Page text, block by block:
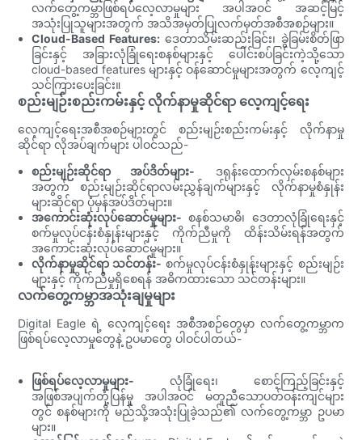
လက်တွေ့ကမ္ဘာဖြစ်ရပ်လေ့လာမှုများ အပါအဝင် အဆင့်မြင့်
အသုံးပြုသူများအတွက် အသိအမှတ်ပြုလက်မှတ်အစီအစဉ်များ။
Cloud-Based Features: ဒေတာသိမ်းဆည်းခြင်း၊ ခွဲခြမ်းစိတ်ဖြာ
ခြင်းနှင့် အခြားလုံခြုံရေးစနစ်များနှင့် ပေါင်းစပ်ခြင်းကဲ့သို့သော
cloud-based features များနှင့် ဝန်ဆောင်မှုများအတွက် လေ့ကျင့်
သင်ကြားပေးခြင်း။
စည်းမျဉ်းစည်းကမ်းနှင့် လိုက်နာမှုဆိုင်ရာ လေ့ကျင့်ရေး
လေ့ကျင့်ရေးအစီအစဉ်များတွင် စည်းမျဉ်းစည်းကမ်းနှင့် လိုက်နာမှု
ဆိုင်ရာ လိုအပ်ချက်များ ပါဝင်သည်-
စည်းမျဉ်းဆိုင်ရာ အပ်ဒိတ်များ- ဒရုန်းထောက်လှမ်းစနစ်များ
အတွက် စည်းမျဉ်းဆိုင်ရာလမ်းညွှန်ချက်များနှင့် လိုက်နာမှုစံနှုန်း
များဆိုင်ရာ ပုံမှန်အပ်ဒိတ်များ။
အကောင်းဆုံးလုပ်ဆောင်မှုများ- စနစ်သမာဓိ၊ ဒေတာလုံခြုံရေးနှင့်
စက်မှုလုပ်ငန်းစံနှုန်းများနှင့် ကိုက်ညီမှုကို ထိန်းသိမ်းရန်အတွက်
အကောင်းဆုံးလုပ်ဆောင်မှုများ။
လိုက်နာမှုဆိုင်ရာ သင်တန်း- စက်မှုလုပ်ငန်းစံနှုန်းများနှင့် စည်းမျဉ်း
များနှင့် ကိုက်ညီမှုရှိစေရန် အဓိကထားသော သင်တန်းများ။
လက်တွေ့ကမ္ဘာအသုံးချမှုများ
Digital Eagle ရဲ့ လေ့ကျင့်ရေး အစီအစဉ်တွေမှာ လက်တွေ့ကမ္ဘာက
ဖြစ်ရပ်လေ့လာမှုတွေနဲ့ ဥပမာတွေ ပါဝင်ပါတယ်-
ဖြစ်ရပ်လေ့လာမှုများ- လုံခြုံရေး၊ စောင့်ကြည့်ခြင်းနှင့်
အဖြစ်အပျက်တုံ့ပြန်မှု အပါအဝင် မတူညီသောပတ်ဝန်းကျင်များ
တွင် စနစ်များကို မည်သို့အသုံးပြုခဲ့သည်၏ လက်တွေ့ကမ္ဘာ ဥပမာ
များ။